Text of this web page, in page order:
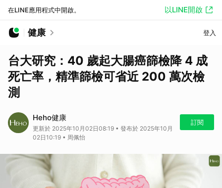
在LINE應用程式中開啟。 以LINE開啟
健康 登入
台大研究：40 歲起大腸癌篩檢降 4 成
死亡率，精準篩檢可省近 200 萬次檢
測
Heho健康
更新於 2025年10月02日08:19 • 發布於 2025年10月
02日10:19 • 周佩怡
訂閱